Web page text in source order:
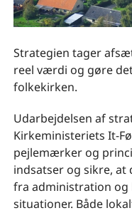
Strategien tager
reel værdi og gøre
folkekirken.
Udarbejdelsen af
Kirkeministeriets It-
pejlemærker og
indsatser og sikre,
fra administration og
situationer. Både